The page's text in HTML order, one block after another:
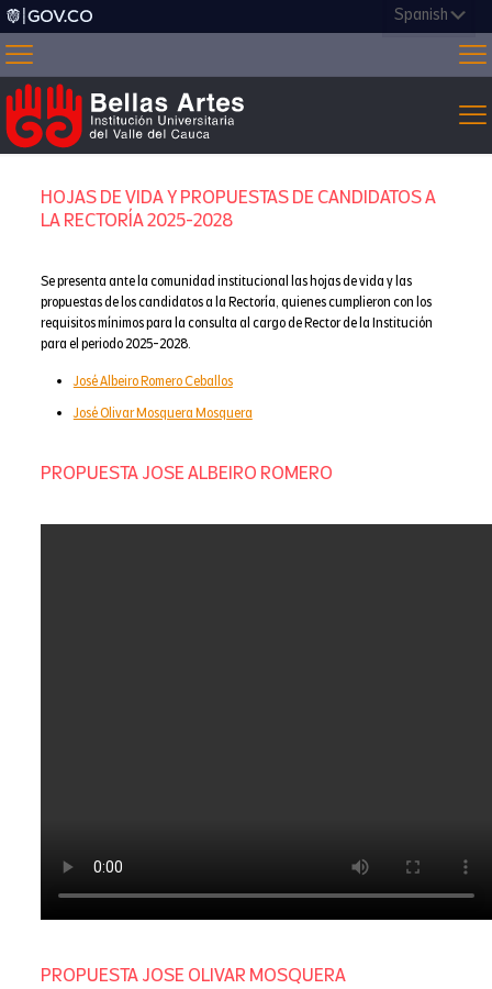
HOJAS DE VIDA Y PROPUESTAS DE CANDIDATOS A
LA RECTORÍA 2025-2028
Se presenta ante la comunidad institucional las hojas de vida y las
propuestas de los candidatos a la Rectoría, quienes cumplieron con los
requisitos mínimos para la consulta al cargo de Rector de la Institución
para el periodo 2025-2028.
José Albeiro Romero Ceballos
José Olivar Mosquera Mosquera
PROPUESTA JOSE ALBEIRO ROMERO
PROPUESTA JOSE OLIVAR MOSQUERA